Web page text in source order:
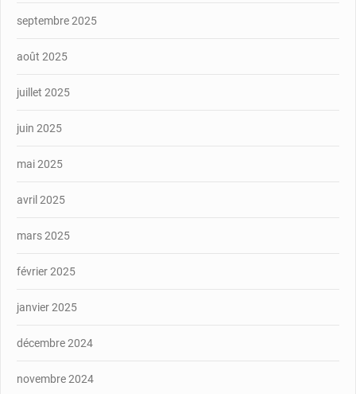
septembre 2025
août 2025
juillet 2025
juin 2025
mai 2025
avril 2025
mars 2025
février 2025
janvier 2025
décembre 2024
novembre 2024